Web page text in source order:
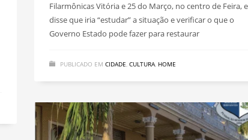
Filarmônicas Vitória e 25 do Março, no centro de Feira, e
disse que iria “estudar” a situação e verificar o que o
Governo Estado pode fazer para restaurar
PUBLICADO EM CIDADE, CULTURA, HOME